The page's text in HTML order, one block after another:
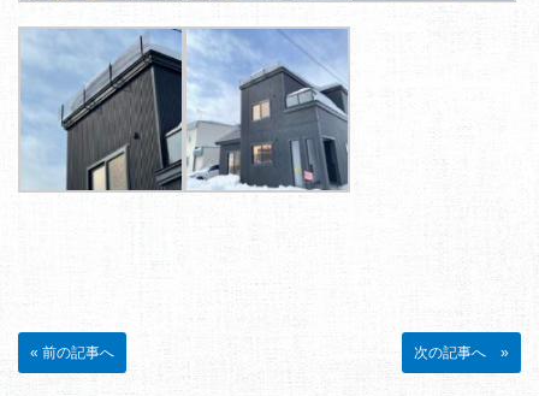
« 前の記事へ 次の記事へ »